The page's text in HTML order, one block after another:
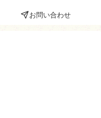
お問い合わせ